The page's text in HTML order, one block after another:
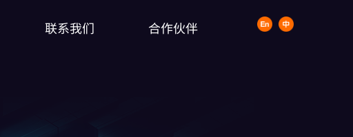
联系我们 合作伙伴